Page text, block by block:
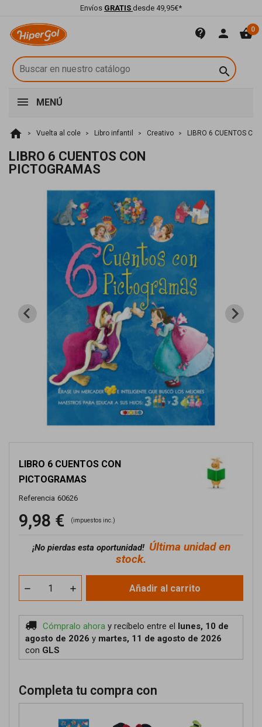
Envíos GRATIS desde 49,95€*
contact_support person shopping_basket0

MENÚ
home Vuelta al cole Libro infantil Creativo LIBRO 6 CUENTOS
LIBRO 6 CUENTOS CON
PICTOGRAMAS
LIBRO 6 CUENTOS CON
PICTOGRAMAS
Referencia 60626
9,98 € (impuestos inc.)
¡No pierdas esta oportunidad! Última unidad en
stock.
Añadir al carrito
Cómpralo ahora y recíbelo entre el lunes, 10 de
agosto de 2026 y martes, 11 de agosto de 2026
con GLS
Completa tu compra con